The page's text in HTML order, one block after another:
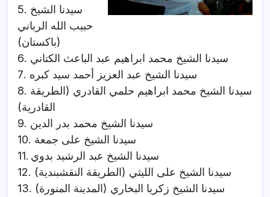
5. سيدنا الشيخ
حبيب الله الرباني
(باكستان)
6. سيدنا الشيخ محمد ابراهيم عبد الباعث الكتاني
7. سيدنا الشيخ عبد العزيز أحمد سيد كبره
8. سيدنا الشيخ محمد ابراهيم حلمي القادري (الطريقة
القادرية)
9. سيدنا الشيخ محمد بدر الدين
10. سيدنا الشيخ على جمعة
11. سيدنا الشيخ عبد الرشيد بدوي
12. سيدنا الشيخ على الليثي (الطريقة النقشبندية)
13. سيدنا الشيخ زكريا البخاري (المدينة المنورة)